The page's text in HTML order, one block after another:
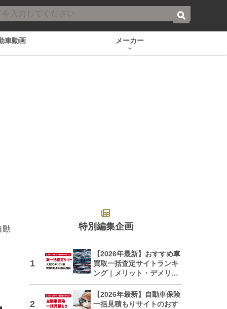
車動画 メーカー
動 特別編集企画
【2026年最新】おすすめ車
買取一括査定サイトランキ
ング｜メリット・デメリッ
トも解説
【2026年最新】自動車保険
一括見積もりサイトのおす